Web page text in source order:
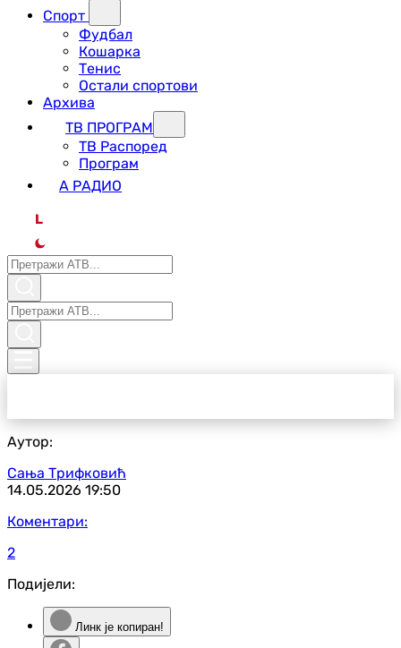
Спорт
Фудбал
Кошарка
Тенис
Остали спортови
Архива
ТВ ПРОГРАМ
ТВ Распоред
Програм
А РАДИО
L
Аутор:
Сања Трифковић
14.05.2026 19:50
Коментари:
2
Подијели:
Линк је копиран!